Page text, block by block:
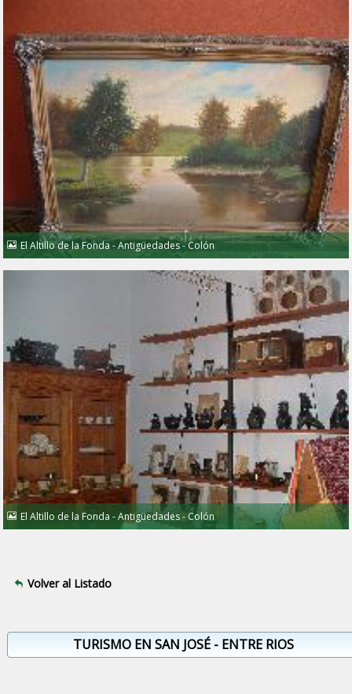
El Altillo de la Fonda - Antigüedades - Colón
El Altillo de la Fonda - Antigüedades - Colón
Volver al Listado
TURISMO EN SAN JOSÉ - ENTRE RIOS